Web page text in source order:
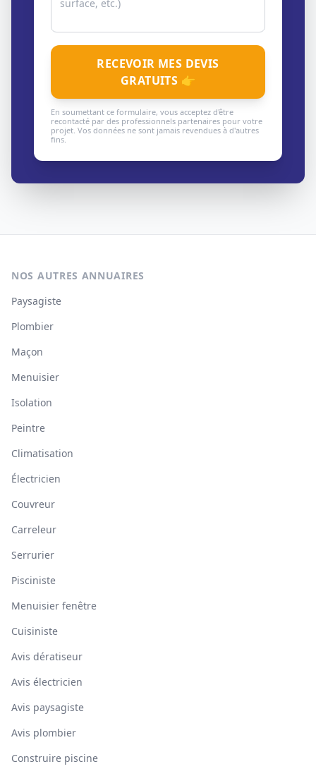
RECEVOIR MES DEVIS
GRATUITS 👉
En soumettant ce formulaire, vous acceptez d'être
recontacté par des professionnels partenaires pour votre
projet. Vos données ne sont jamais revendues à d'autres
fins.
NOS AUTRES ANNUAIRES
Paysagiste
Plombier
Maçon
Menuisier
Isolation
Peintre
Climatisation
Électricien
Couvreur
Carreleur
Serrurier
Pisciniste
Menuisier fenêtre
Cuisiniste
Avis dératiseur
Avis électricien
Avis paysagiste
Avis plombier
Construire piscine